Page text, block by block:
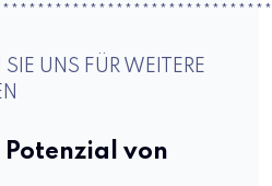
UNS FÜR WEITERE
von